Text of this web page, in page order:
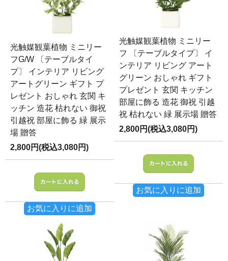
光触媒観葉植物 ミニリー
フG/W 〔テーブルタイ
プ〕 インテリア リビング
アートグリーン ギフト プ
レゼント おしゃれ 玄関 キ
ッチン 造花 枯れない 御祝
引越祝 部屋に飾る 緑 展示
場 贈答
2,800円(税込3,080円)
お気に入りに追加
光触媒観葉植物 ミニリー
フ 〔テーブルタイプ〕 イ
ンテリア リビング アート
グリーン おしゃれ ギフト
プレゼント 玄関 キッチン
部屋に飾る 造花 御祝 引越
祝 枯れない 緑 展示場 贈答
2,800円(税込3,080円)
お気に入りに追加